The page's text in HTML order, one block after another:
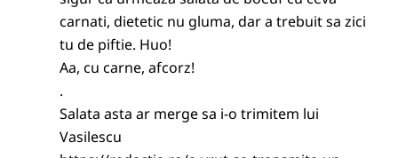
carnati, dietetic nu gluma, dar a trebuit sa zici
tu de piftie. Huo!
Aa, cu carne, afcorz!
.
Salata asta ar merge sa i-o trimitem lui
Vasilescu